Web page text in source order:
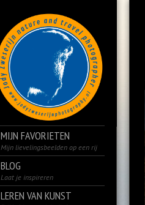
MIJN FAVORIETEN
Mijn lievelingsbeelden op een rij
BLOG
Laat je inspireren
LEREN VAN KUNST